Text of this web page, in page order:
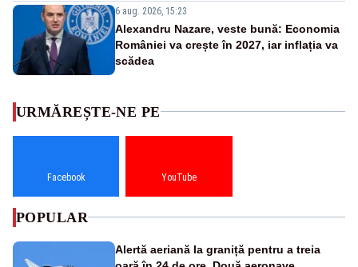
6 aug. 2026, 15:23
Alexandru Nazare, veste bună: Economia
României va crește în 2027, iar inflația va
scădea
URMĂREȘTE-NE PE
Facebook YouTube
POPULAR
Alertă aeriană la graniță pentru a treia